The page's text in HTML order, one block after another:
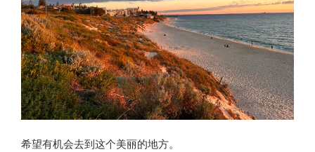
希望有机会去到这个美丽的地方。